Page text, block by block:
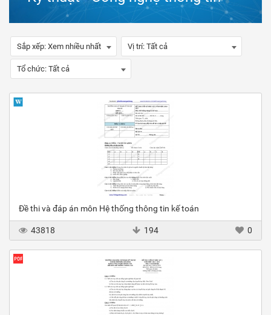
Sắp xếp: Xem nhiều nhất Vị trí: Tất cả
Tổ chức: Tất cả
Đề thi và đáp án môn Hệ thống thông tin kế toán
43818 194 0